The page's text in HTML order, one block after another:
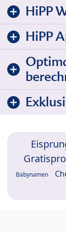
HiPP
HiPP
Babynamen